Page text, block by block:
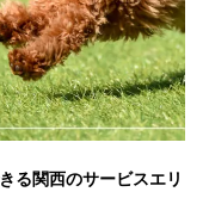
る関西のサービスエリ